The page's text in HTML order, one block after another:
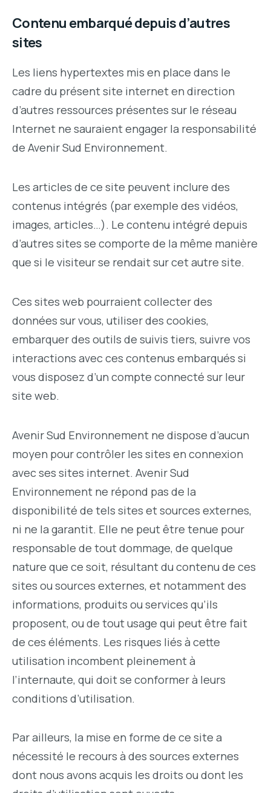
Contenu embarqué depuis d’autres
sites
Les liens hypertextes mis en place dans le
cadre du présent site internet en direction
d’autres ressources présentes sur le réseau
Internet ne sauraient engager la responsabilité
de Avenir Sud Environnement.
Les articles de ce site peuvent inclure des
contenus intégrés (par exemple des vidéos,
images, articles…). Le contenu intégré depuis
d’autres sites se comporte de la même manière
que si le visiteur se rendait sur cet autre site.
Ces sites web pourraient collecter des
données sur vous, utiliser des cookies,
embarquer des outils de suivis tiers, suivre vos
interactions avec ces contenus embarqués si
vous disposez d’un compte connecté sur leur
site web.
Avenir Sud Environnement ne dispose d’aucun
moyen pour contrôler les sites en connexion
avec ses sites internet. Avenir Sud
Environnement ne répond pas de la
disponibilité de tels sites et sources externes,
ni ne la garantit. Elle ne peut être tenue pour
responsable de tout dommage, de quelque
nature que ce soit, résultant du contenu de ces
sites ou sources externes, et notamment des
informations, produits ou services qu’ils
proposent, ou de tout usage qui peut être fait
de ces éléments. Les risques liés à cette
utilisation incombent pleinement à
l’internaute, qui doit se conformer à leurs
conditions d’utilisation.
Par ailleurs, la mise en forme de ce site a
nécessité le recours à des sources externes
dont nous avons acquis les droits ou dont les